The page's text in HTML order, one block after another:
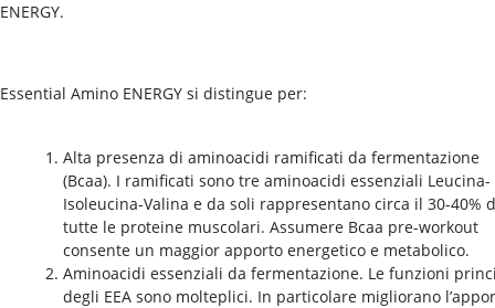
ENERGY.
Essential Amino ENERGY si distingue per:
Alta presenza di aminoacidi ramificati da fermentazione
(Bcaa). I ramificati sono tre aminoacidi essenziali Leucina-
Isoleucina-Valina e da soli rappresentano circa il 30-40%
tutte le proteine muscolari. Assumere Bcaa pre-workout
consente un maggior apporto energetico e metabolico.
Aminoacidi essenziali da fermentazione. Le funzioni
degli EEA sono molteplici. In particolare migliorano